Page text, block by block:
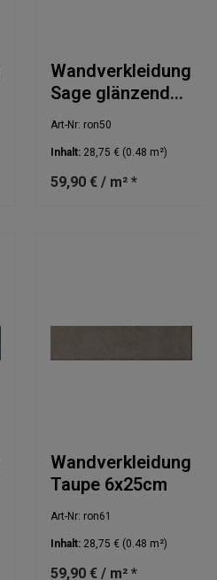
Wandverkleidung
Sage glänzend
6x25cm
Art-Nr: ron50
Inhalt: 28,75 € (0.48 m²)
59,90 € / m² *
Wandverkleidung
Taupe 6x25cm
Art-Nr: ron61
Inhalt: 28,75 € (0.48 m²)
59,90 € / m² *